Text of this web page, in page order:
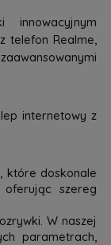
innowacyjnym
telefon Realme,
internetowy z
które doskonale
oferując szereg
W naszej
parametrach,